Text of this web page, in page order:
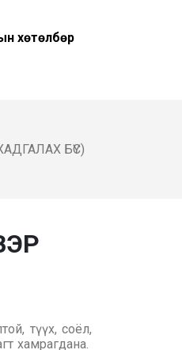
хөтөлбөр
БҮС)
түүх, соёл,
хамрагдана.